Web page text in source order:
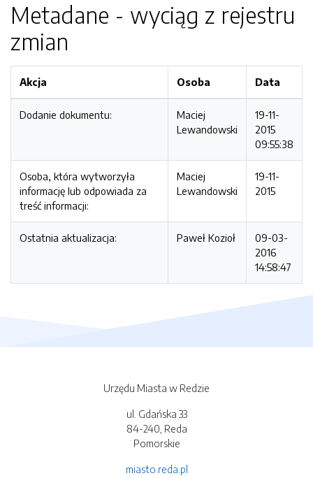
Metadane - wyciąg z rejestru
zmian
Akcja Osoba Data
Dodanie dokumentu:
Maciej
Lewandowski
19-11-
2015
09:55:38
Osoba, która wytworzyła
informację lub odpowiada za
treść informacji:
Maciej
Lewandowski
19-11-
2015
Ostatnia aktualizacja: Paweł Kozioł
09-03-
2016
14:58:47
Urzędu Miasta w Redzie
ul. Gdańska 33
84-240, Reda
Pomorskie
miasto.reda.pl